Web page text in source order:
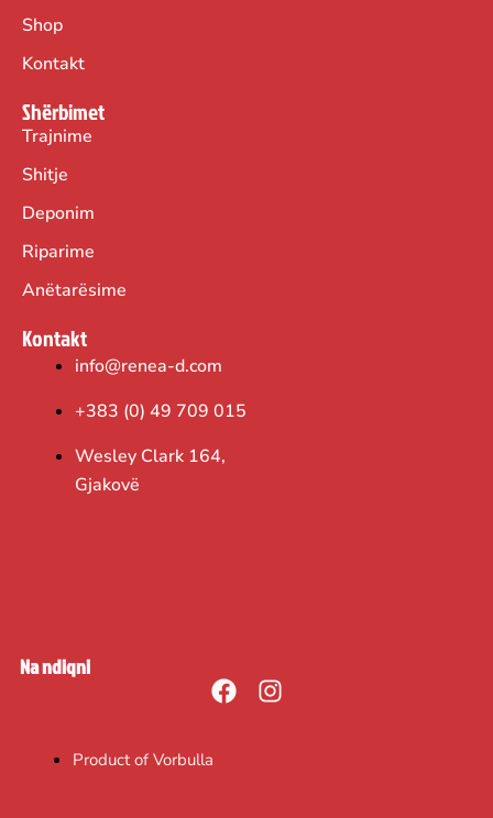
Shop
Kontakt
Shërbimet
Trajnime
Shitje
Deponim
Riparime
Anëtarësime
Kontakt
info@renea-d.com
+383 (0) 49 709 015
Wesley Clark 164,
Gjakovë
Na ndiqni
F
a
I
Product of Vorbulla